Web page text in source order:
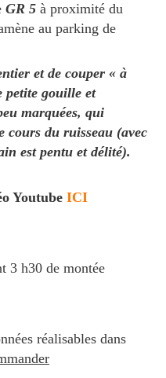
GR 5 à proximité du
au parking de
et de couper « à
petite gouille et
marquées, qui
cours du ruisseau (avec
est pentu et délité).
Youtube ICI
3 h30 de montée
réalisables dans